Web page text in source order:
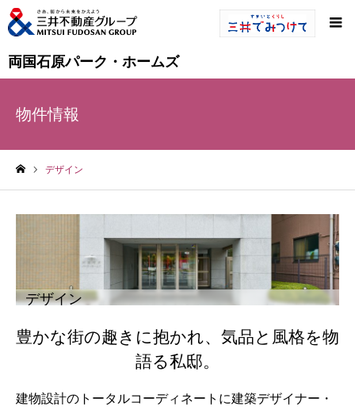
両国石原パーク・ホームズ
物件情報
デザイン
デザイン
豊かな街の趣きに抱かれ、気品と風格を物
語る私邸。
建物設計のトータルコーディネートに建築デザイナー・